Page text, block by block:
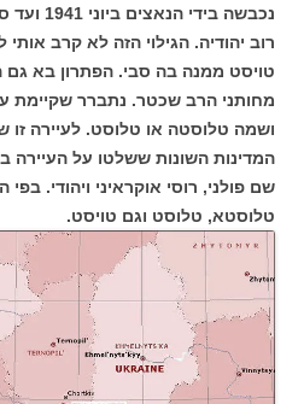
רוב יהודיה. הגילוי הזה לא קרב אותי
טויסט ממנה בה סבי. הפתרון בא גם
מחותני הרב שכטר. נתברר שקיימת
ושמה טלוסטה או טלוסט. לעיירה
המדינות השונות ששלטו על העיירה
שם פולני, רוסי אוקראיני ויהודי. בפי
טלוסטא, טלוסט וגם טויסט.